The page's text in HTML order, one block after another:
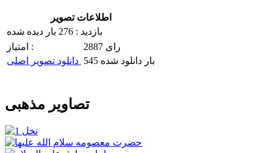
اطلاعات تصویر
بازدید : 276 بار دیده شده
امتیاز :
2887 رای
545 بار دانلود شده
تصاویر مذهبی